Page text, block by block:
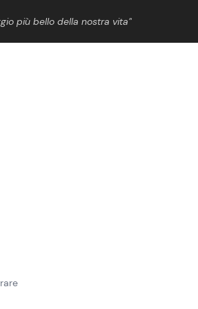
più bello della nostra vita”